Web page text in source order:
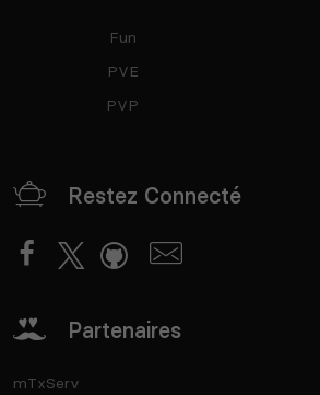
Fun
PVE
PVP
Restez Connecté
Partenaires
mTxServ